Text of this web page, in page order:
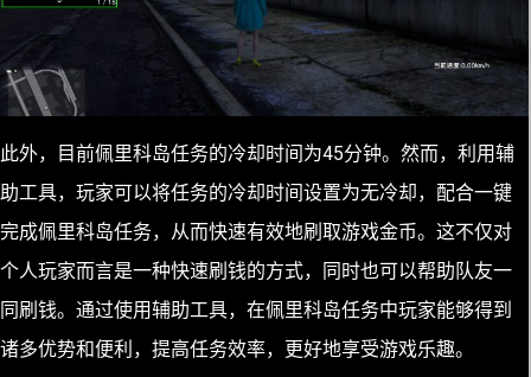
此外，目前佩里科岛任务的冷却时间为45分钟。然而，利用辅
助工具，玩家可以将任务的冷却时间设置为无冷却，配合一键
完成佩里科岛任务，从而快速有效地刷取游戏金币。这不仅对
个人玩家而言是一种快速刷钱的方式，同时也可以帮助队友一
同刷钱。通过使用辅助工具，在佩里科岛任务中玩家能够得到
诸多优势和便利，提高任务效率，更好地享受游戏乐趣。